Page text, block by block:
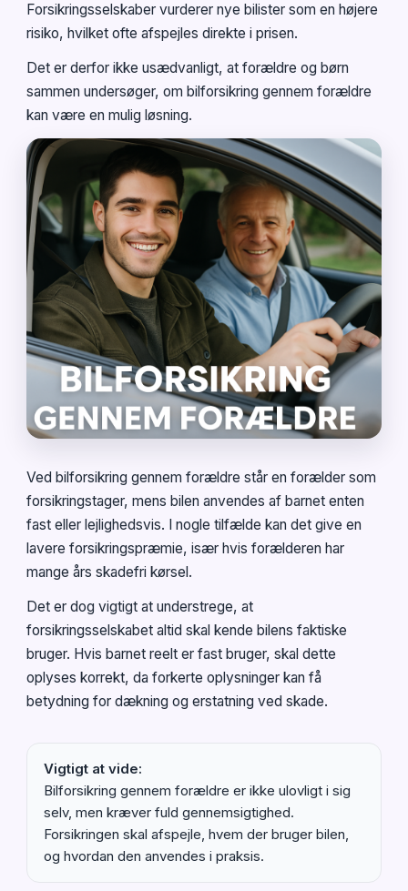
Forsikringsselskaber vurderer nye bilister som en højere
risiko, hvilket ofte afspejles direkte i prisen.
Det er derfor ikke usædvanligt, at forældre og børn
sammen undersøger, om bilforsikring gennem forældre
kan være en mulig løsning.
Ved bilforsikring gennem forældre står en forælder som
forsikringstager, mens bilen anvendes af barnet enten
fast eller lejlighedsvis. I nogle tilfælde kan det give en
lavere forsikringspræmie, især hvis forælderen har
mange års skadefri kørsel.
Det er dog vigtigt at understrege, at
forsikringsselskabet altid skal kende bilens faktiske
bruger. Hvis barnet reelt er fast bruger, skal dette
oplyses korrekt, da forkerte oplysninger kan få
betydning for dækning og erstatning ved skade.
Vigtigt at vide:
Bilforsikring gennem forældre er ikke ulovligt i sig
selv, men kræver fuld gennemsigtighed.
Forsikringen skal afspejle, hvem der bruger bilen,
og hvordan den anvendes i praksis.